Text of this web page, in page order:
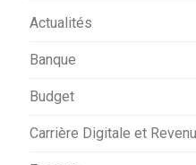
Actualités
Banque
Budget
Carrière Digitale et